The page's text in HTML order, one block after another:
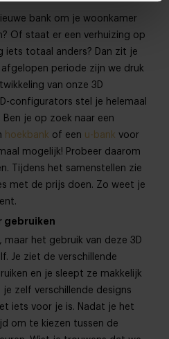
bank om je woonkamer
Of staat er een verhuizing op
iets totaal anders? Dan zit je
periode zijn we druk
van onze 3D
configurators stel je helemaal
je op zoek naar een
hoekbank of een u-bank voor
mogelijk! Probeer daarom
Tijdens het samenstellen zie
met de prijs doen. Zo weet je
gebruiken
maar het gebruik van deze 3D
Je ziet de verschillende
en je sleept ze makkelijk
zelf verschillende designs
iets voor je is. Nadat je het
om te kiezen tussen de